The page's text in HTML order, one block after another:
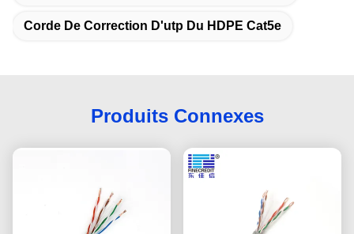
Corde De Correction D'utp Du HDPE Cat5e
Produits Connexes